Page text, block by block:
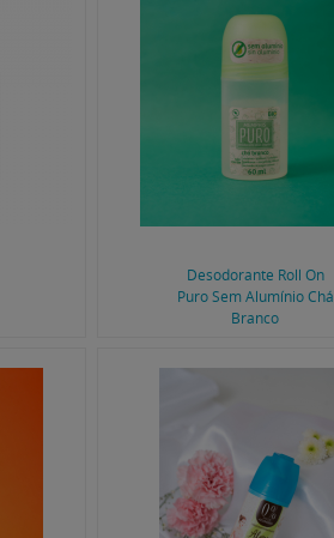
Desodorante Roll On
Puro Sem Alumínio Chá
Branco